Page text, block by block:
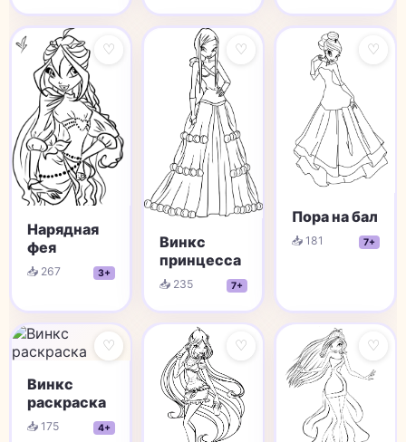
♡
Нарядная
фея
📥 267 3+
♡
Винкс
принцесса
📥 235 7+
♡
Пора на бал
📥 181 7+
♡
Винкс
раскраска
📥 175 4+
♡ ♡